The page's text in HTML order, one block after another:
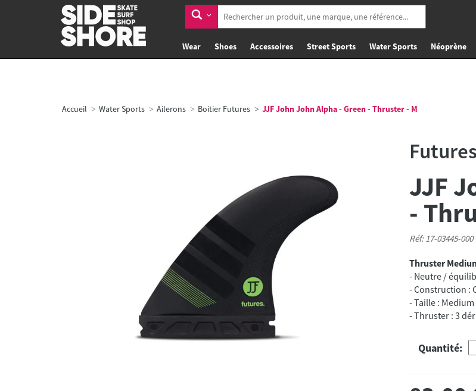
Wear Shoes Accessoires Street Sports Water Sports Néoprène
Accueil Water Sports Ailerons Boitier Futures JJF John John Alpha - Green - Thruster - M
Futures
JJF
-
Réf: 17-03445-000
Thruster
- Neutre /
- Construction :
- Taille :
- Thruster : 3
Quantité: